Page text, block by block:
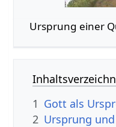
Ursprung einer
1 Gott als
2 Ursprung